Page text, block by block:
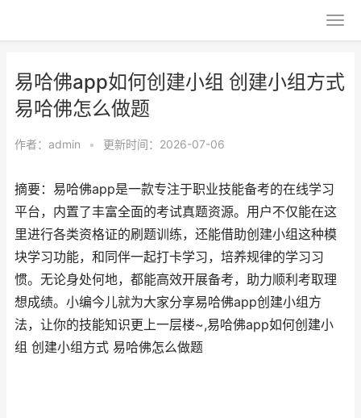
易哈佛app如何创建小组 创建小组方式
易哈佛怎么做题
作者： admin • 更新时间：2026-07-06
摘要：易哈佛app是一款专注于职业技能备考的在线学习
平台，内置了丰富全面的考试真题资源。用户不仅能在这
里进行各类资格证的刷题训练，还能借助创建小组这种模
块学习功能，和同伴一起打卡学习，培养规律的学习习
惯。无论身处何地，都能高效开展备考，助力顺利考取理
想成绩。小编今儿就为大家分享易哈佛app创建小组方
法，让你的技能知识更上一层楼~,易哈佛app如何创建小
组 创建小组方式 易哈佛怎么做题